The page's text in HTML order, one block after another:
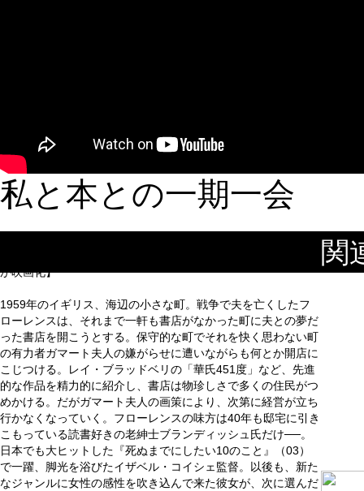
私と本との一期一会
が映画化】
1959年のイギリス、海辺の小さな町。戦争で夫を亡くしたフ
ローレンスは、それまで一軒も書店がなかった町に夫との夢だ
った書店を開こうとする。保守的な町でそれを快く思わない町
の有力者ガマート夫人の嫌がらせに遭いながらも何とか開店に
こじつける。レイ・ブラッドベリの「華氏451度」など、先進
的な作品を精力的に紹介し、書店は物珍しさで多くの住民がつ
めかける。だがガマート夫人の画策により、次第に経営が立ち
行かなくなっていく。フローレンスの味方は40年も邸宅に引き
こもっている読書好きの老紳士ブランディッシュ氏だけ──。
日本でも大ヒットした『死ぬまでにしたい10のこと』（03）
で一躍、脚光を浴びたイザベル・コイシェ監督。以後も、新た
なジャンルに女性の感性を吹き込んで来た彼女が、次に選んだ
関